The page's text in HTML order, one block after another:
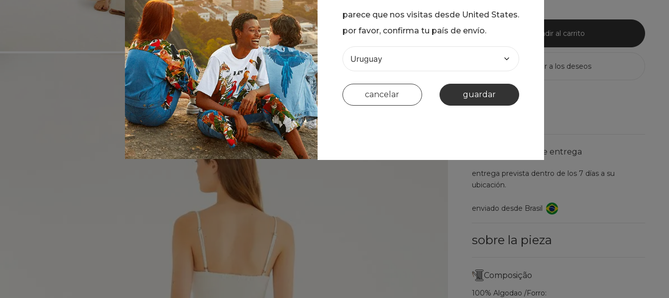
parece que nos visitas desde United States.
por favor, confirma tu país de envío.
cancelar guardar
añadir al carrito
información de entrega
entrega prevista dentro de los 7 días a su
ubicación.
enviado desde Brasil
sobre la pieza
Composição
100% Algodao /Forro: